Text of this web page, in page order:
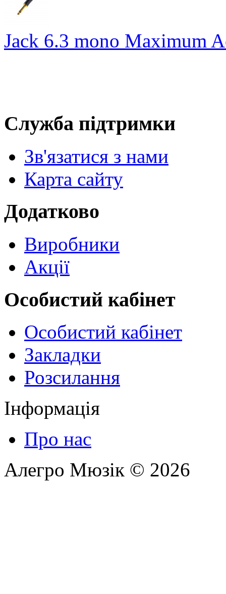
Jack 6.3 mono Maximum
Служба підтримки
Зв'язатися з нами
Карта сайту
Додатково
Виробники
Акції
Особистий кабінет
Особистий кабінет
Закладки
Розсилання
Інформація
Про нас
Алегро Мюзік © 2026